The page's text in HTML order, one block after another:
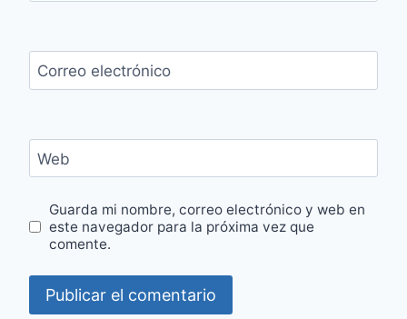
Correo electrónico
Web
Guarda mi nombre, correo electrónico y web en
este navegador para la próxima vez que
comente.